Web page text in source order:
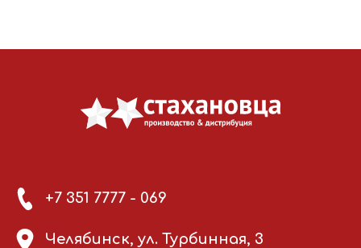
+7 351 7777 - 069
Челябинск, ул. Турбинная, 3